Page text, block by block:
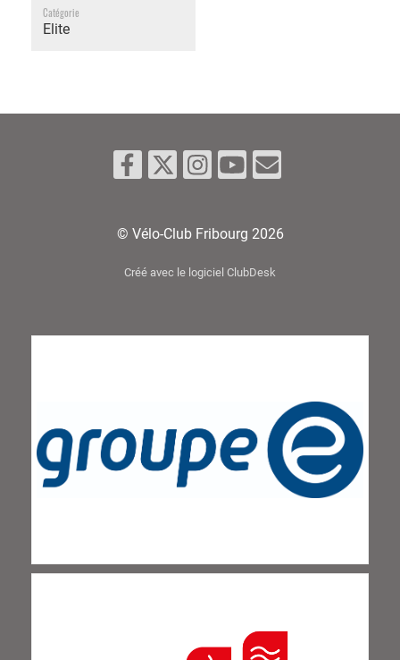
Catégorie
Elite
© Vélo-Club Fribourg 2026
Créé avec le logiciel ClubDesk